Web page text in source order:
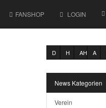
FANSHOP LOGIN
D H AH A
News Kategorien
Verein